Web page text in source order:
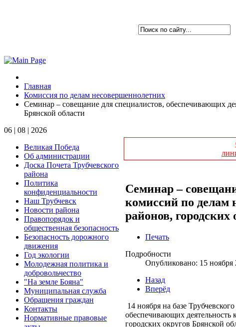
Главная
Комиссия по делам несовершеннолетних
Семинар – совещание для специалистов, обеспечивающих
Брянской области
06 | 08 | 2026
Великая Победа
Об администрации
Доска Почета Трубчевского
района
Политика
конфиденциальности
Наш Трубчевск
Новости района
Правопорядок и
общественная безопасность
Безопасность дорожного
движения
Год экологии
Молодежная политика и
добровольчество
"На земле Бояна"
Муниципальная служба
Обращения граждан
Контакты
Нормативные правовые
Семинар –
комиссий по делам
районов, городских
Печать
Подробности
Опубликовано: 15 ноября
Назад
Вперёд
14 ноября на базе
обеспечивающих
городских округов Брянской